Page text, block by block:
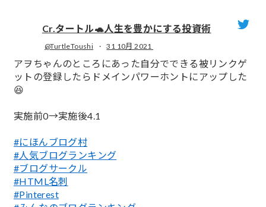
Cr.タートル🐢人生を豊かにする投資術
@TurtleToushi · 31 10月 2021
アヲちゃんのところにあった自分でできる被リンクゲ
ットの登録したらドメインパワーホントにアップした
😆
実施前0→実施後4.1
#にほんブログ村
#人気ブログランキング
#ブログサークル
#HTML名刺
#Pinterest